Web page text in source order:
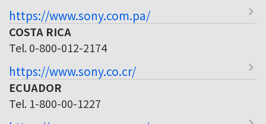
https://www.sony.com.pa/
COSTA RICA
Tel. 0-800-012-2174
https://www.sony.co.cr/
ECUADOR
Tel. 1-800-00-1227